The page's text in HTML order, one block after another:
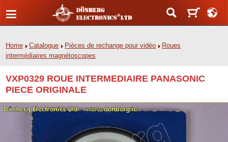
Home Catalogue Pièces de rechange pour vidéo
Roues
intermédiaires magnétoscopes
VXP0329 ROUE INTERMEDIAIRE PANASONIC
PIECE ORIGINALE